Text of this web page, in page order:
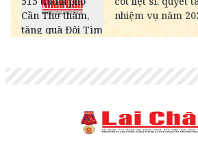
INR
273.85
HKD
3,255.00 3,287.88